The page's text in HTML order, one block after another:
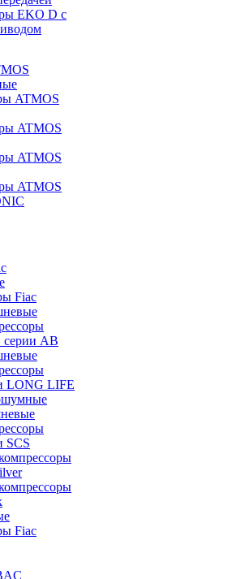
EKO D с
ATMOS
ATMOS
ATMOS
ATMOS
Fiac
AB
LONG LIFE
SCS
Fiac